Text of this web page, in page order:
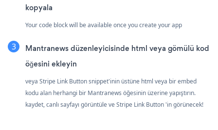
kopyala
Your code block will be available once you create your app
Mantranews düzenleyicisinde html veya gömülü kod
öğesini ekleyin
veya Stripe Link Button snippet'inin üstüne html veya bir embed
kodu alan herhangi bir Mantranews öğesinin üzerine yapıştırın.
kaydet, canlı sayfayı görüntüle ve Stripe Link Button 'in görünecek!